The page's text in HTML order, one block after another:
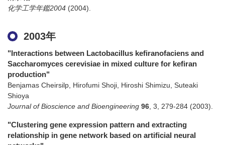
化学工学年鑑2004 (2004)
2003年
"Interactions between Lactobacillus kefiranofaciens and
Saccharomyces cerevisiae in mixed culture for kefiran
production"
Benjamas Cheirsilp, Hirofumi Shoji, Hiroshi Shimizu, Suteaki
Shioya
Journal of Bioscience and Bioengineering 96 3 279-284 (2003)
"Clustering gene expression pattern and extracting
relationship in gene network based on artificial neural